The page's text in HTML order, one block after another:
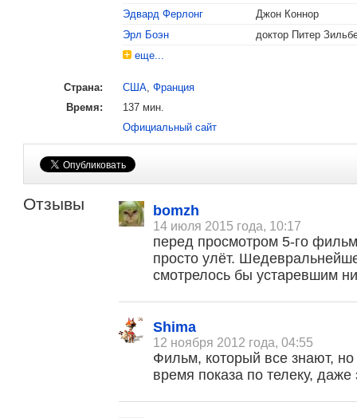
Эдвард Ферлонг
Джон Коннор
Эрл Боэн
доктор Питер
еще...
Страна: США,Франция
Время:
137 мин.
Официальный сайт
Лучшие звуковые эффекты
Лучший звуковой монтаж
Лучшая работа гримера
Номинация «Лучший монтаж»
Отзывы bomzh
14 июля 2015 года, 10:17
перед просмотром 5-го
просто улёт.
смотрелось бы устаревшим
Shima
12 ноября 2012 года, 04:55
Фильм, который все знают,
время показа по телеку,